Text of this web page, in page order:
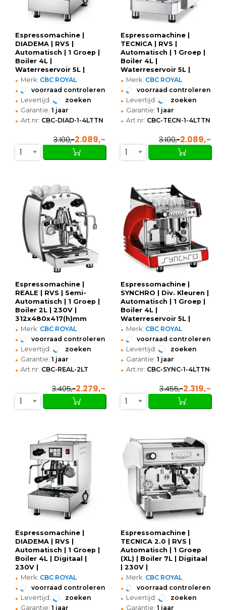
Espressomachine |
DIADEMA | RVS |
Automatisch | 1 Groep |
Boiler 4L |
Waterreservoir 5L |
Digitaal | 230V |
300x497x519(h)mm
• Merk: CBC ROYAL
• voorraad controleren
• Levertijd: zoeken
• Garantie: 1 jaar
• Art.nr: CBC-DIAD-1-4LTTN
3.100,-2.089,-
1
Espressomachine |
TECNICA | RVS |
Automatisch | 1 Groep |
Boiler 4L |
Waterreservoir 5L |
Digitaal | 230V |
462x572x531(h)mm
• Merk: CBC ROYAL
• voorraad controleren
• Levertijd: zoeken
• Garantie: 1 jaar
• Art.nr: CBC-TECN-1-4LTTN-
3.100,-2.089,-
1
Espressomachine |
REALE | RVS | Semi-
Automatisch | 1 Groep |
Boiler 2L | 230V |
312x480x417(h)mm
• Merk: CBC ROYAL
• voorraad controleren
• Levertijd: zoeken
• Garantie: 1 jaar
• Art.nr: CBC-REAL-2LT
3.405,-2.279,-
1
Espressomachine |
SYNCHRO | Div. Kleuren |
Automatisch | 1 Groep |
Boiler 4L |
Waterreservoir 5L |
Digitaal | 230V |
468x593x557(h)mm
• Merk: CBC ROYAL
• voorraad controleren
• Levertijd: zoeken
• Garantie: 1 jaar
• Art.nr: CBC-SYNC-1-4LTTN-
3.455,-2.319,-
1
Espressomachine |
DIADEMA | RVS |
Automatisch | 1 Groep |
Boiler 4L | Digitaal |
230V |
300x497x519(h)mm
• Merk: CBC ROYAL
• voorraad controleren
• Levertijd: zoeken
Garantie: 1 jaar
Espressomachine |
TECNICA 2.0 | RVS |
Automatisch | 1 Groep
(XL) | Boiler 7L | Digitaal
| 230V |
561x573x503(h)mm
• Merk: CBC ROYAL
• voorraad controleren
• Levertijd: zoeken
Garantie: 1 jaar